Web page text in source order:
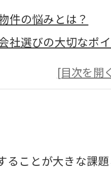
件の悩みとは？
社選びの大切なポ
性のある管理会社を選
イプに合わせた適
ことが大きな課